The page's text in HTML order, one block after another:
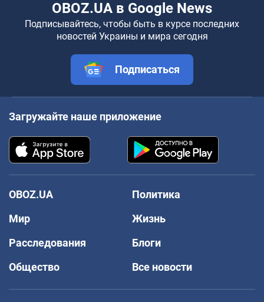
OBOZ.UA в Google News
Подписывайтесь, чтобы быть в курсе последних
новостей Украины и мира сегодня
Подписаться
Загружайте наше приложение
OBOZ.UA
Политика
Мир
Жизнь
Расследования
Блоги
Общество
Все новости